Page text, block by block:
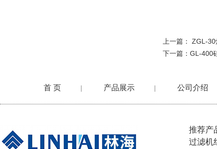
上一篇： ZGL-30
下一篇： GL-400
首 页 | 产品展示 | 公司介绍
推荐产
过滤机